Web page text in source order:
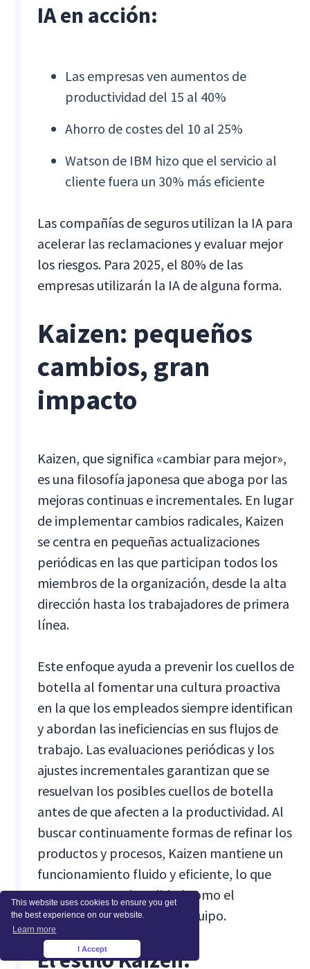
This website uses cookies to ensure you get
the best experience on our website.
Learn more
I Accept
IA en acción:
Las empresas ven aumentos de
productividad del 15 al 40%
Ahorro de costes del 10 al 25%
Watson de IBM hizo que el servicio al
cliente fuera un 30% más eficiente
Las compañías de seguros utilizan la IA para
acelerar las reclamaciones y evaluar mejor
los riesgos. Para 2025, el 80% de las
empresas utilizarán la IA de alguna forma.
Kaizen: pequeños
cambios, gran
impacto
Kaizen, que significa «cambiar para mejor»,
es una filosofía japonesa que aboga por las
mejoras continuas e incrementales. En lugar
de implementar cambios radicales, Kaizen
se centra en pequeñas actualizaciones
periódicas en las que participan todos los
miembros de la organización, desde la alta
dirección hasta los trabajadores de primera
línea.
Este enfoque ayuda a prevenir los cuellos de
botella al fomentar una cultura proactiva
en la que los empleados siempre identifican
y abordan las ineficiencias en sus flujos de
trabajo. Las evaluaciones periódicas y los
ajustes incrementales garantizan que se
resuelvan los posibles cuellos de botella
antes de que afecten a la productividad. Al
buscar continuamente formas de refinar los
productos y procesos, Kaizen mantiene un
funcionamiento fluido y eficiente, lo que
aumenta tanto la calidad como el
compromiso general del equipo.
El estilo Kaizen: